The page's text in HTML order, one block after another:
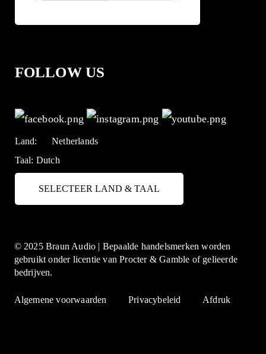
FOLLOW US
Land:
Netherlands
Taal: Dutch
SELECTEER LAND & TAAL
© 2025 Braun Audio | Bepaalde handelsmerken worden
gebruikt onder licentie van Procter & Gamble of gelieerde
bedrijven.
Algemene voorwaarden Privacybeleid Afdruk